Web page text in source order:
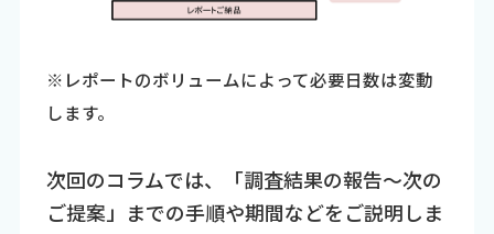
※レポートのボリュームによって必要日数は変動
します。
次回のコラムでは、「調査結果の報告～次の
ご提案」までの手順や期間などをご説明しま